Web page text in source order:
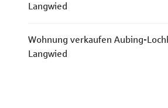
Langwied
Wohnung verkaufen Aubing-
Langwied